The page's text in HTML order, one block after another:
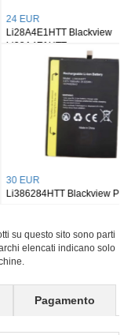
Blackview
Blackview PHONE
su questo sito sono parti
elencati indicano solo
Pagamento